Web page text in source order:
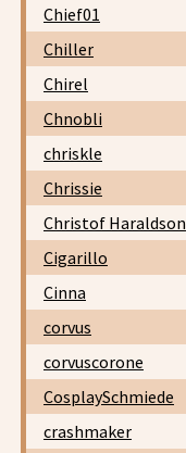
Chief01
Chiller
Chirel
Chnobli
chriskle
Chrissie
Christof Haraldson
Cigarillo
Cinna
corvus
corvuscorone
CosplaySchmiede
crashmaker